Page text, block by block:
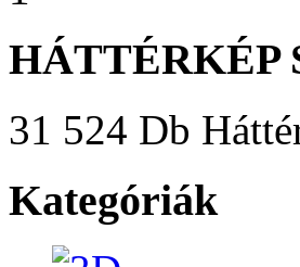
HÁTTÉRKÉP
31 524 Db
Kategóriák